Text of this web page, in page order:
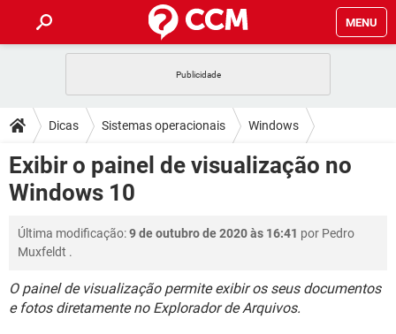
MENU
CELULAR FACEBOOK
OUTLOOK EXCEL
INSTAGRAM
DICAS
JOGOS WHATSAPP
CELULAR FACEBOOK
INSTAGRAM GMAIL
DOWNLOADS
JOGOS
OUTLOOK
INSTAGRAM GMAIL
GUIA DE COMPRAS
FÓRUM
JOGOS WHATSAPP
OUTLOOK EXCEL
GLOSSÁRIO
JOGOS WHATSAPP
CELULAR FACEBOOK
Dicas Sistemas operacionais Windows
Windows 8 Windows 8.1
Exibir o painel de visualização no
Windows 10
Última modificação:9 de outubro de 2020 às 16:41 por Pedro
Muxfeldt .
O painel de visualização permite exibir os seus documentos
e fotos diretamente no Explorador de Arquivos.